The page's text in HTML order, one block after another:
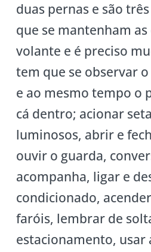
duas pernas e são
que se mantenham
volante e é preciso
tem que se observar
e ao mesmo tempo o
cá dentro; acionar
luminosos, abrir e
ouvir o guarda,
acompanha, ligar e
condicionado,
faróis, lembrar de
estacionamento, usar